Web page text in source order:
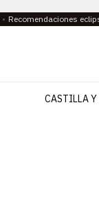
Recomendaciones
CASTILLA Y